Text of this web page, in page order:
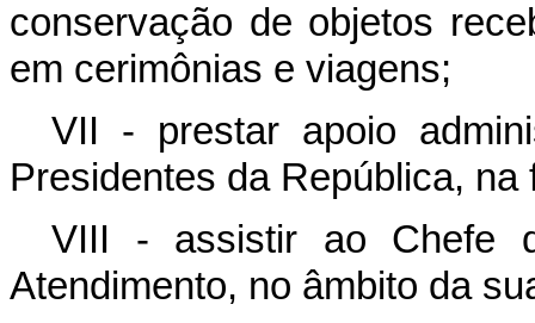
conservação de objetos
em cerimônias e viagens;
VII - prestar apoio
Presidentes da República,
VIII - assistir ao Chefe
Atendimento, no âmbito da